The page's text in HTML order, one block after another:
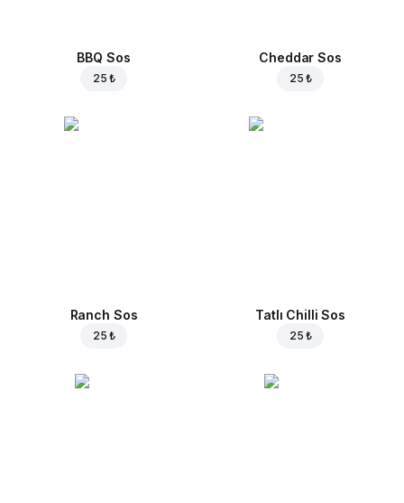
BBQ Sos
25 ₺
Cheddar Sos
25 ₺
Ranch Sos
25 ₺
Tatlı Chilli Sos
25 ₺